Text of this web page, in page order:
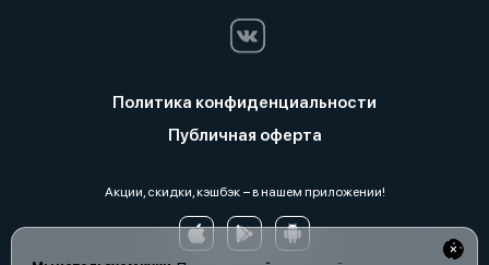
Политика конфиденциальности
Публичная оферта
Акции, скидки, кэшбэк − в нашем приложении!